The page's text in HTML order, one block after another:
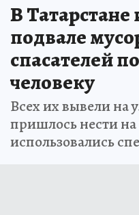
В Татарстане
подвале
спасателей
человеку
Всех их вывели на
пришлось нести
использовались